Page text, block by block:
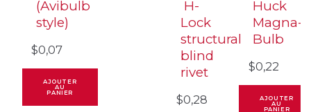
(Avibulb
style)
$0,07
AJOUTER
AU
PANIER
H-
Lock
structural
blind
rivet
$0,28
Huck
Magna-
Bulb
$0,22
AJOUTER
AU
PANIER